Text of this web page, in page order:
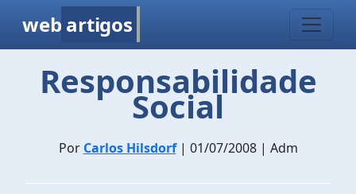
web artigos
Responsabilidade
Social
Por Carlos Hilsdorf| 01/07/2008 | Adm